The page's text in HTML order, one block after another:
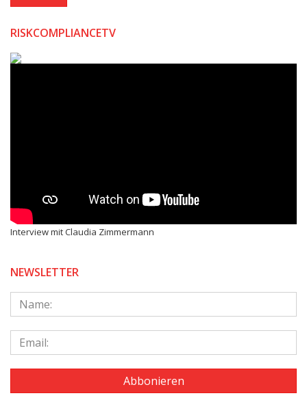
RISKCOMPLIANCETV
Interview mit Claudia Zimmermann
NEWSLETTER